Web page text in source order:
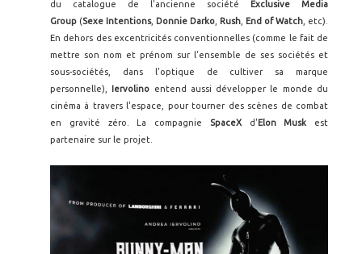
du catalogue de l'ancienne société
Exclusive Media
Group (Sexe Intentions, Donnie Darko Rush End of Watch , etc).
En dehors des excentricités conventionnelles (comme le fait de
mettre son nom et prénom sur l'ensemble de ses sociétés et
sous-sociétés, dans l'optique de cultiver sa marque
personnelle),
Iervolino entend aussi développer le monde du
cinéma à travers l'espace, pour tourner des scènes de combat
en gravité zéro. La compagnie
SpaceXd' Elon Musk est
partenaire sur le projet.